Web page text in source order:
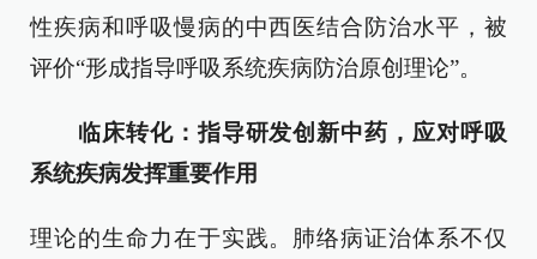
性疾病和呼吸慢病的中西医结合防治水平，被
评价“形成指导呼吸系统疾病防治原创理论”。
临床转化：指导研发创新中药，应对呼吸
系统疾病发挥重要作用
理论的生命力在于实践。肺络病证治体系不仅